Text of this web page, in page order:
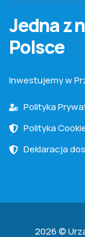
Jedna z
Polsce
Inwestujemy w
Polityka
Polityka
Deklaracja
2026 ©